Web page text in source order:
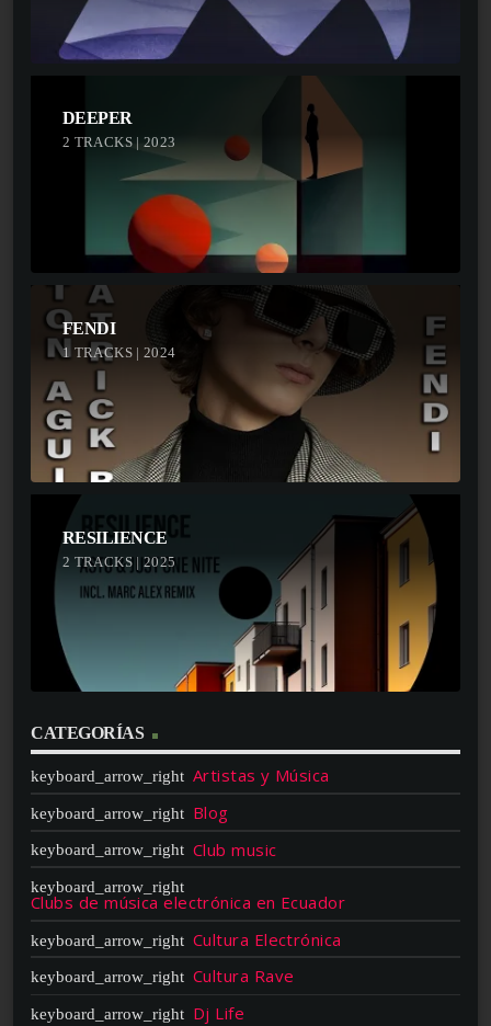
DEEPER
2 TRACKS | 2023
FENDI
1 TRACKS | 2024
RESILIENCE
2 TRACKS | 2025
CATEGORÍAS
Artistas y Música
Blog
Club music
Clubs de música electrónica en Ecuador
Cultura Electrónica
Cultura Rave
Dj Life